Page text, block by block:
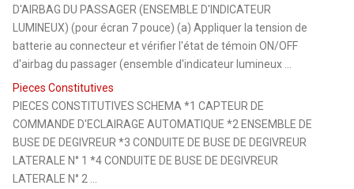
D'AIRBAG DU PASSAGER (ENSEMBLE D'INDICATEUR
LUMINEUX) (pour écran 7 pouce) (a) Appliquer la tension de
batterie au connecteur et vérifier l'état de témoin ON/OFF
d'airbag du passager (ensemble d'indicateur lumineux ...
Pieces Constitutives
PIECES CONSTITUTIVES SCHEMA *1 CAPTEUR DE
COMMANDE D'ECLAIRAGE AUTOMATIQUE *2 ENSEMBLE DE
BUSE DE DEGIVREUR *3 CONDUITE DE BUSE DE DEGIVREUR
LATERALE N° 1 *4 CONDUITE DE BUSE DE DEGIVREUR
LATERALE N° 2 ...